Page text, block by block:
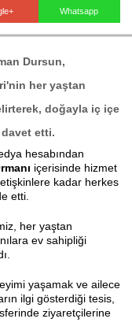
Whatsapp
Dursun,
her yaştan
doğayla iç içe
etti.
hesabından
içerisinde hizmet
kadar herkes
etti.
her yaştan
ev sahipliği
yaşamak ve ailece
ilgi gösterdiği tesis,
ziyaretçilerine
Haberin Doğru Adresi.